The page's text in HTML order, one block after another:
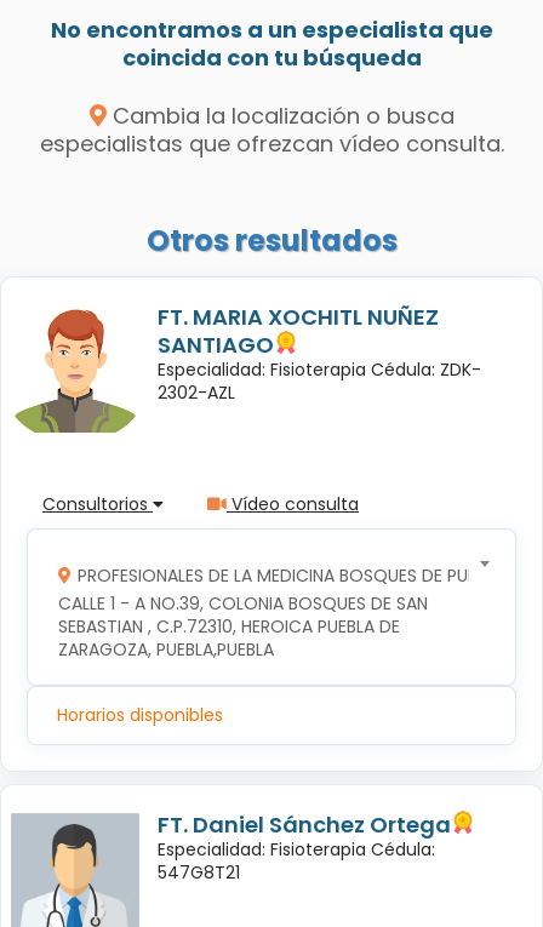
No encontramos a un especialista que
coincida con tu búsqueda
Cambia la localización o busca
especialistas que ofrezcan vídeo consulta.
Otros resultados
FT. MARIA XOCHITL NUÑEZ
SANTIAGO
Especialidad: Fisioterapia Cédula: ZDK-
2302-AZL
Consultorios Vídeo consulta
PROFESIONALES DE LA MEDICINA BOSQUES DE PUEBLA S
CALLE 1 - A NO.39, COLONIA BOSQUES DE SAN
SEBASTIAN , C.P.72310, HEROICA PUEBLA DE
ZARAGOZA, PUEBLA,PUEBLA
Horarios disponibles
FT. Daniel Sánchez Ortega
Especialidad: Fisioterapia Cédula:
547G8T21